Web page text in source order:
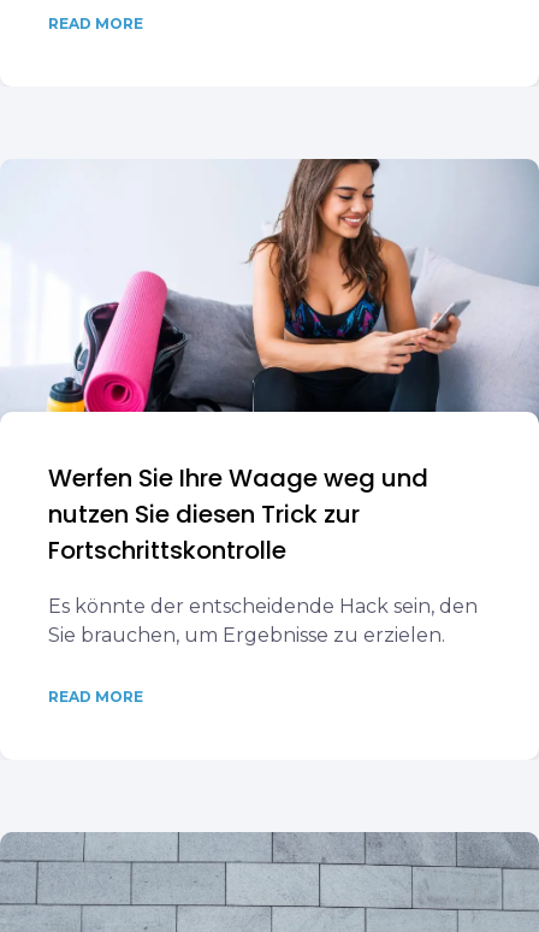
READ MORE
Werfen Sie Ihre Waage weg und
nutzen Sie diesen Trick zur
Fortschrittskontrolle
Es könnte der entscheidende Hack sein, den
Sie brauchen, um Ergebnisse zu erzielen.
READ MORE